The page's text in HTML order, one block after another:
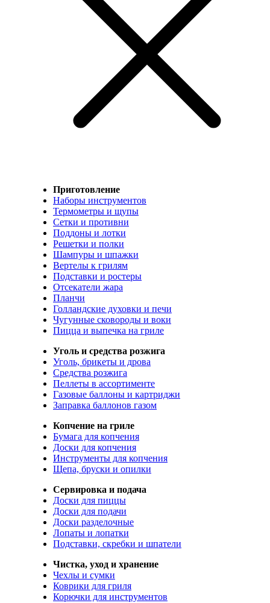
Приготовление
Наборы инструментов
Термометры и щупы
Сетки и противни
Поддоны и лотки
Решетки и полки
Шампуры и шпажки
Вертелы к грилям
Подставки и ростеры
Отсекатели жара
Планчи
Голландские духовки и печи
Чугунные сковороды и воки
Пицца и выпечка на гриле
Уголь и средства розжига
Уголь, брикеты и дрова
Средства розжига
Пеллеты в ассортименте
Газовые баллоны и картриджи
Заправка баллонов газом
Копчение на гриле
Бумага для копчения
Доски для копчения
Инструменты для копчения
Щепа, бруски и опилки
Сервировка и подача
Доски для пиццы
Доски для подачи
Доски разделочные
Лопаты и лопатки
Подставки, скребки и шпатели
Чистка, уход и хранение
Чехлы и сумки
Коврики для гриля
Корючки для инструментов